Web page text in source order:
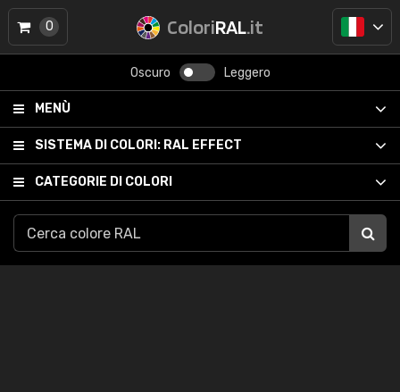
ColoriRAL.it
Oscuro Leggero
MENÙ
SISTEMA DI COLORI: RAL EFFECT
CATEGORIE DI COLORI
0